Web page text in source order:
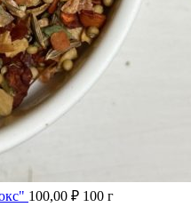
100,00 ₽ 100 г